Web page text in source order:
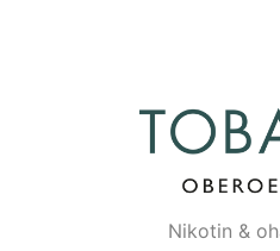
Nikotin &